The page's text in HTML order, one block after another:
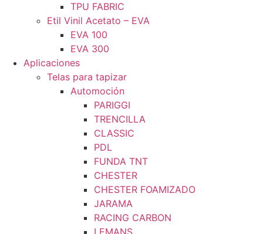
TPU FABRIC
Etil Vinil Acetato – EVA
EVA 100
EVA 300
Aplicaciones
Telas para tapizar
Automoción
PARIGGI
TRENCILLA
CLASSIC
PDL
FUNDA TNT
CHESTER
CHESTER FOAMIZADO
JARAMA
RACING CARBON
LEMANS